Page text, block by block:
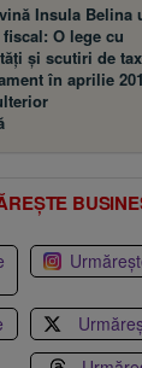
Insula Belina
O lege cu
şi scutiri de
în aprilie